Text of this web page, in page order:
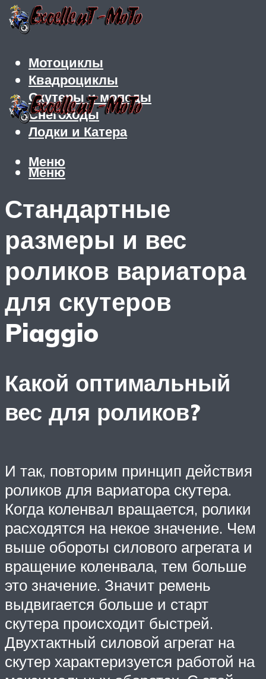
Мотоциклы
Квадроциклы
Скутеры и мопеды
Снегоходы
Лодки и Катера
Меню
Меню
Стандартные
размеры и вес
роликов вариатора
для скутеров
Piaggio
Какой оптимальный
вес для роликов?
И так, повторим принцип действия
роликов для вариатора скутера.
Когда коленвал вращается, ролики
расходятся на некое значение. Чем
выше обороты силового агрегата и
вращение коленвала, тем больше
это значение. Значит ремень
выдвигается больше и старт
скутера происходит быстрей.
Двухтактный силовой агрегат на
скутер характеризуется работой на